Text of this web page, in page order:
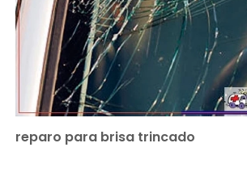
reparo para brisa trincado